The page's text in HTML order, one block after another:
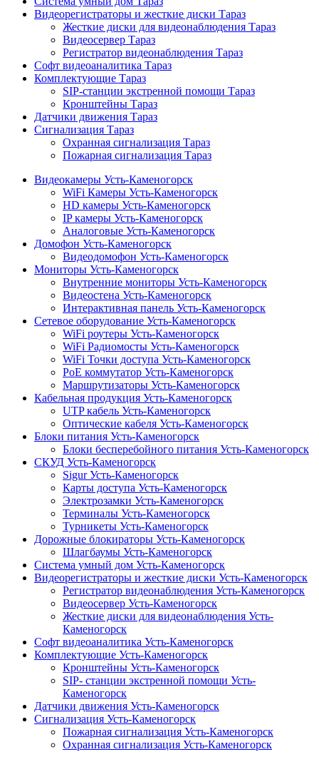
Видеорегистраторы и жесткие диски Тараз
Жесткие диски для видеонаблюдения Тараз
Видеосервер Тараз
Регистратор видеонаблюдения Тараз
Софт видеоаналитика Тараз
Комплектующие Тараз
SIP-станции экстренной помощи Тараз
Кронштейны Тараз
Датчики движения Тараз
Сигнализация Тараз
Охранная сигнализация Тараз
Пожарная сигнализация Тараз
Видеокамеры Усть-Каменогорск
WiFi Камеры Усть-Каменогорск
HD камеры Усть-Каменогорск
IP камеры Усть-Каменогорск
Аналоговые Усть-Каменогорск
Домофон Усть-Каменогорск
Видеодомофон Усть-Каменогорск
Мониторы Усть-Каменогорск
Внутренние мониторы Усть-Каменогорск
Видеостена Усть-Каменогорск
Интерактивная панель Усть-Каменогорск
Сетевое оборудование Усть-Каменогорск
WiFi роутеры Усть-Каменогорск
WiFi Радиомосты Усть-Каменогорск
WiFi Точки доступа Усть-Каменогорск
PoE коммутатор Усть-Каменогорск
Маршрутизаторы Усть-Каменогорск
Кабельная продукция Усть-Каменогорск
UTP кабель Усть-Каменогорск
Оптические кабеля Усть-Каменогорск
Блоки питания Усть-Каменогорск
Блоки бесперебойного питания Усть-Каменогорск
СКУД Усть-Каменогорск
Sigur Усть-Каменогорск
Карты доступа Усть-Каменогорск
Электрозамки Усть-Каменогорск
Терминалы Усть-Каменогорск
Турникеты Усть-Каменогорск
Дорожные блокираторы Усть-Каменогорск
Шлагбаумы Усть-Каменогорск
Система умный дом Усть-Каменогорск
Видеорегистраторы и жесткие диски Усть-Каменогорск
Регистратор видеонаблюдения Усть-Каменогорск
Видеосервер Усть-Каменогорск
Жесткие диски для видеонаблюдения Усть-
Каменогорск
Софт видеоаналитика Усть-Каменогорск
Комплектующие Усть-Каменогорск
Кронштейны Усть-Каменогорск
SIP- станции экстренной помощи Усть-
Каменогорск
Датчики движения Усть-Каменогорск
Сигнализация Усть-Каменогорск
Пожарная сигнализация Усть-Каменогорск
Охранная сигнализация Усть-Каменогорск